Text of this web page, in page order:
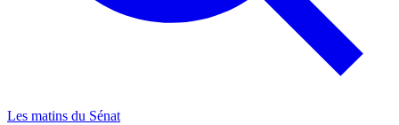
Les matins du Sénat